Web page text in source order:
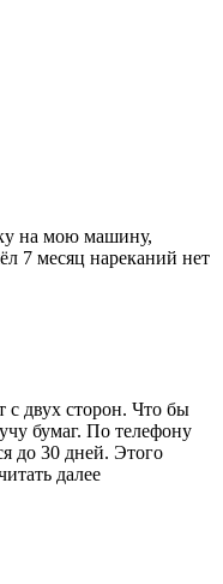
на мою машину,
7 месяц нареканий нет
с двух сторон. Что бы
бумаг. По телефону
до 30 дней. Этого
далее